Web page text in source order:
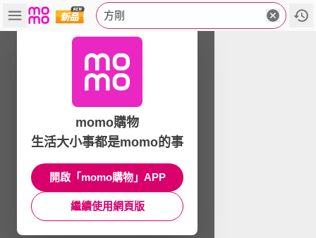
方剛
momo購物
生活大小事都是momo的事
開啟「momo購物」APP
繼續使用網頁版